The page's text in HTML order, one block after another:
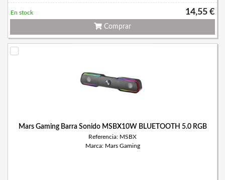
14,55 €
En stock
Comprar
Mars Gaming Barra Sonido MSBX10W BLUETOOTH 5.0 RGB
Referencia: MSBX
Marca: Mars Gaming